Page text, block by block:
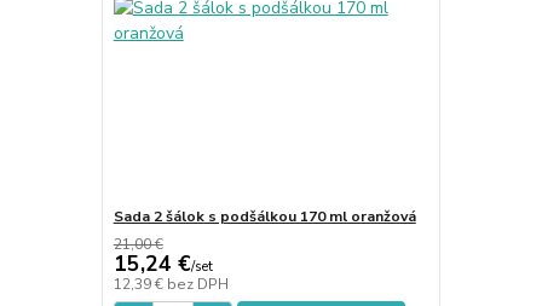
Sada 2 šálok s podšálkou 170 ml oranžová
21,00 €
15,24 €/set
12,39 € bez DPH